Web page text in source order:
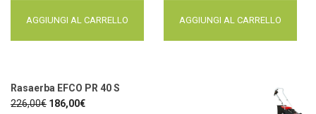
AGGIUNGI AL CARRELLO AGGIUNGI AL CARRELLO
Rasaerba EFCO PR 40 S
226,00€ 186,00€